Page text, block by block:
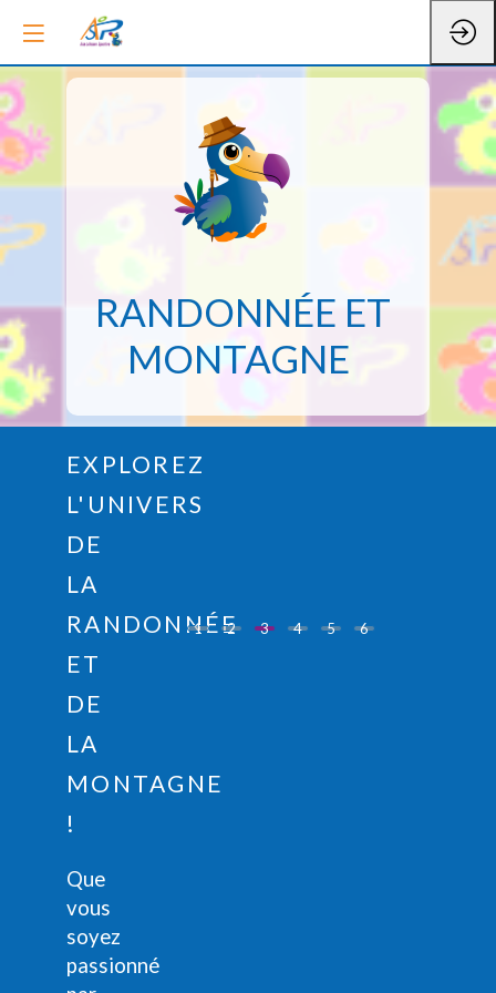
RANDONNÉE ET
MONTAGNE
EXPLOREZ
L'UNIVERS
DE
LA
RANDONNÉE
ET
DE
LA
MONTAGNE
!
Que
vous
soyez
passionné
1 2 3 4 5 6